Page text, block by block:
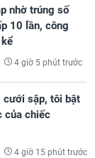
nhờ trúng số
10 lần, công
4 giờ 5 phút trước
sập, tôi bật
của chiếc
4 giờ 15 phút trước